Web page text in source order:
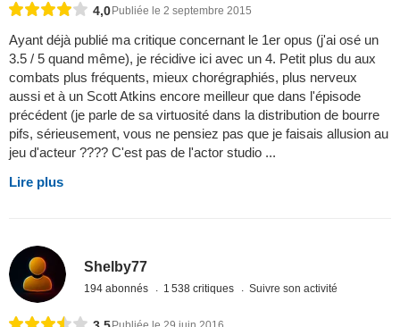
4,0 Publiée le 2 septembre 2015
Ayant déjà publié ma critique concernant le 1er opus (j'ai osé un
3.5 / 5 quand même), je récidive ici avec un 4. Petit plus du aux
combats plus fréquents, mieux chorégraphiés, plus nerveux
aussi et à un Scott Atkins encore meilleur que dans l'épisode
précédent (je parle de sa virtuosité dans la distribution de bourre
pifs, sérieusement, vous ne pensiez pas que je faisais allusion au
jeu d'acteur ???? C'est pas de l'actor studio ...
Lire plus
Shelby77
194 abonnés 1 538 critiques Suivre son activité